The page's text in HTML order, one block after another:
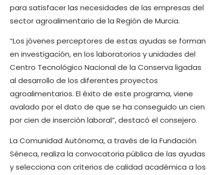
para satisfacer las necesidades de las empresas del
sector agroalimentario de la Región de Murcia.
“Los jóvenes perceptores de estas ayudas se forman
en investigación, en los laboratorios y unidades del
Centro Tecnológico Nacional de la Conserva ligadas
al desarrollo de los diferentes proyectos
agroalimentarios. El éxito de este programa, viene
avalado por el dato de que se ha conseguido un cien
por cien de inserción laboral”, destacó el consejero.
La Comunidad Autónoma, a través de la Fundación
Séneca, realiza la convocatoria pública de las ayudas
y selecciona con criterios de calidad académica a los